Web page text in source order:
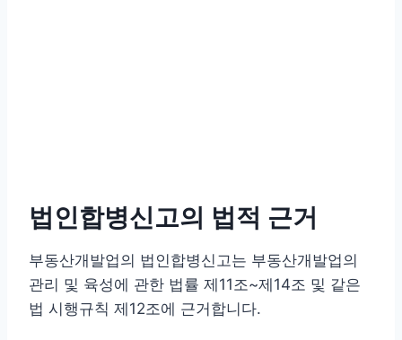
법인합병신고의 법적 근거
부동산개발업의 법인합병신고는 부동산개발업의
관리 및 육성에 관한 법률 제11조~제14조 및 같은
법 시행규칙 제12조에 근거합니다.